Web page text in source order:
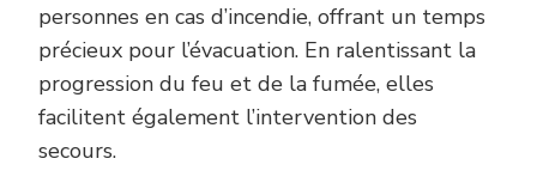
personnes en cas d’incendie, offrant un temps
précieux pour l’évacuation. En ralentissant la
progression du feu et de la fumée, elles
facilitent également l’intervention des
secours.